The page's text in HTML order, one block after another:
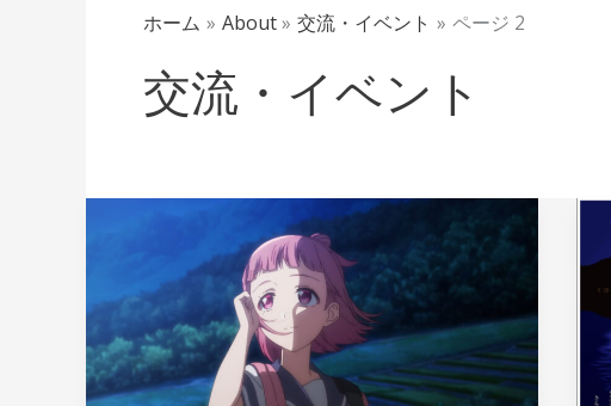
ホーム About 交流・イベント ページ 2
交流・イベント